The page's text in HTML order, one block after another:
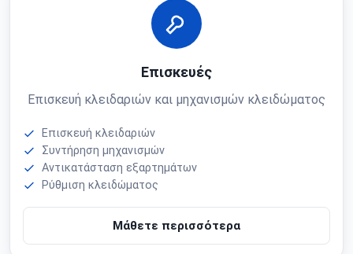
Επισκευές
Επισκευή κλειδαριών και μηχανισμών κλειδώματος
Επισκευή κλειδαριών
Συντήρηση μηχανισμών
Αντικατάσταση εξαρτημάτων
Ρύθμιση κλειδώματος
Μάθετε περισσότερα